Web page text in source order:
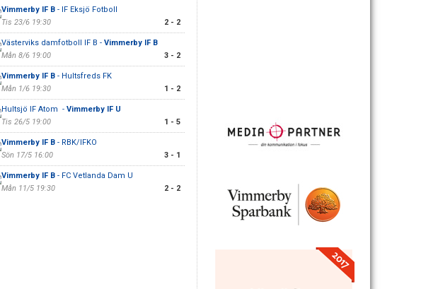
Vimmerby IF B- IF Eksjö Fotboll
Tis 23/6 19:30
2 - 2
Västerviks damfotboll IF B - Vimmerby IF B
Mån 8/6 19:00
3 - 2
Vimmerby IF B- Hultsfreds FK
Mån 1/6 19:30
1 - 2
Hultsjö IF Atom - Vimmerby IF U
Tis 26/5 19:00
1 - 5
Vimmerby IF B- RBK/IFKO
Sön 17/5 16:00
3 - 1
Vimmerby IF B- FC Vetlanda Dam U
Mån 11/5 19:30
2 - 2